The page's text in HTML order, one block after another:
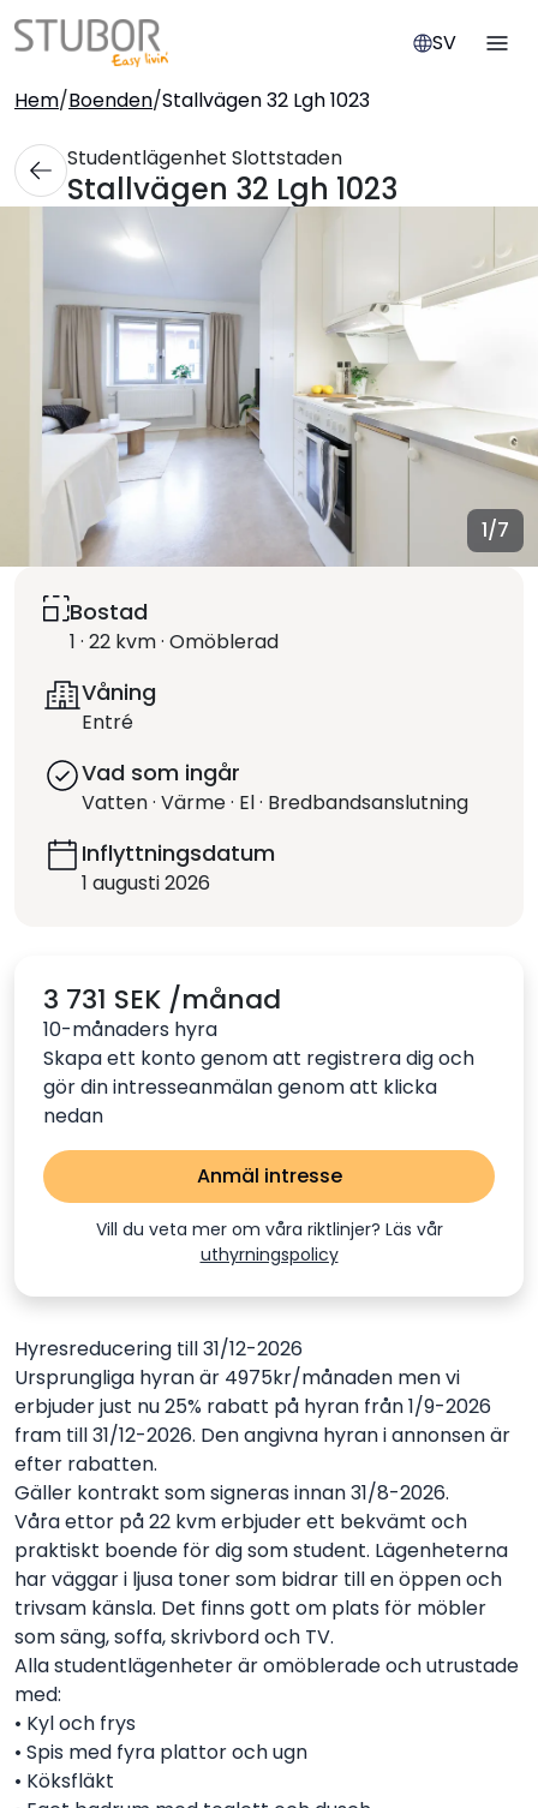
SV
Hem/Boenden/Stallvägen 32 Lgh 1023
Studentlägenhet Slottstaden
Stallvägen 32 Lgh 1023
1/7
Bostad
1 · 22 kvm · Omöblerad
Våning
Entré
Vad som ingår
Vatten · Värme · El · Bredbandsanslutning
Inflyttningsdatum
1 augusti 2026
Hyresreducering till 31/12-2026
Ursprungliga hyran är 4975kr/månaden men vi
erbjuder just nu 25% rabatt på hyran från 1/9-2026
fram till 31/12-2026. Den angivna hyran i annonsen är
efter rabatten.
Gäller kontrakt som signeras innan 31/8-2026.
Våra ettor på 22 kvm erbjuder ett bekvämt och
praktiskt boende för dig som student. Lägenheterna
har väggar i ljusa toner som bidrar till en öppen och
trivsam känsla. Det finns gott om plats för möbler
som säng, soffa, skrivbord och TV.
Alla studentlägenheter är omöblerade och utrustade
med:
• Kyl och frys
• Spis med fyra plattor och ugn
• Köksfläkt
3 731 SEK /månad
10-månaders hyra
Skapa ett konto genom att registrera dig och
gör din intresseanmälan genom att klicka
nedan
Anmäl intresse
Vill du veta mer om våra riktlinjer? Läs vår
uthyrningspolicy